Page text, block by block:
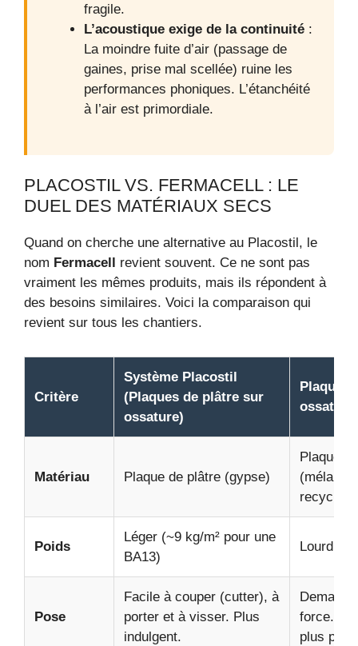
fragile.
L’acoustique exige de la continuité :
La moindre fuite d’air (passage de
gaines, prise mal scellée) ruine les
performances phoniques. L’étanchéité
à l’air est primordiale.
PLACOSTIL VS. FERMACELL : LE
DUEL DES MATÉRIAUX SECS
Quand on cherche une alternative au Placostil, le
nom Fermacell revient souvent. Ce ne sont pas
vraiment les mêmes produits, mais ils répondent à
des besoins similaires. Voici la comparaison qui
revient sur tous les chantiers.
Critère
Système Placostil
(Plaques de plâtre sur
ossature)
Plaques
Matériau Plaque de plâtre (gypse)
Plaque
recyclé)
Poids
Léger (~9 kg/m² pour une
BA13)
Lourd
Pose
Facile à couper (cutter), à
porter et à visser. Plus
indulgent.
force.
plus